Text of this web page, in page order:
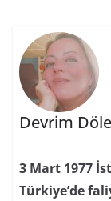
Devrim
3 Mart 1977
Türkiye’de